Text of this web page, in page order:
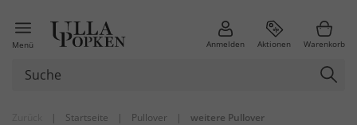
Menü Anmelden Aktionen Warenkorb
| Startseite | Pullover | weitere Pullover